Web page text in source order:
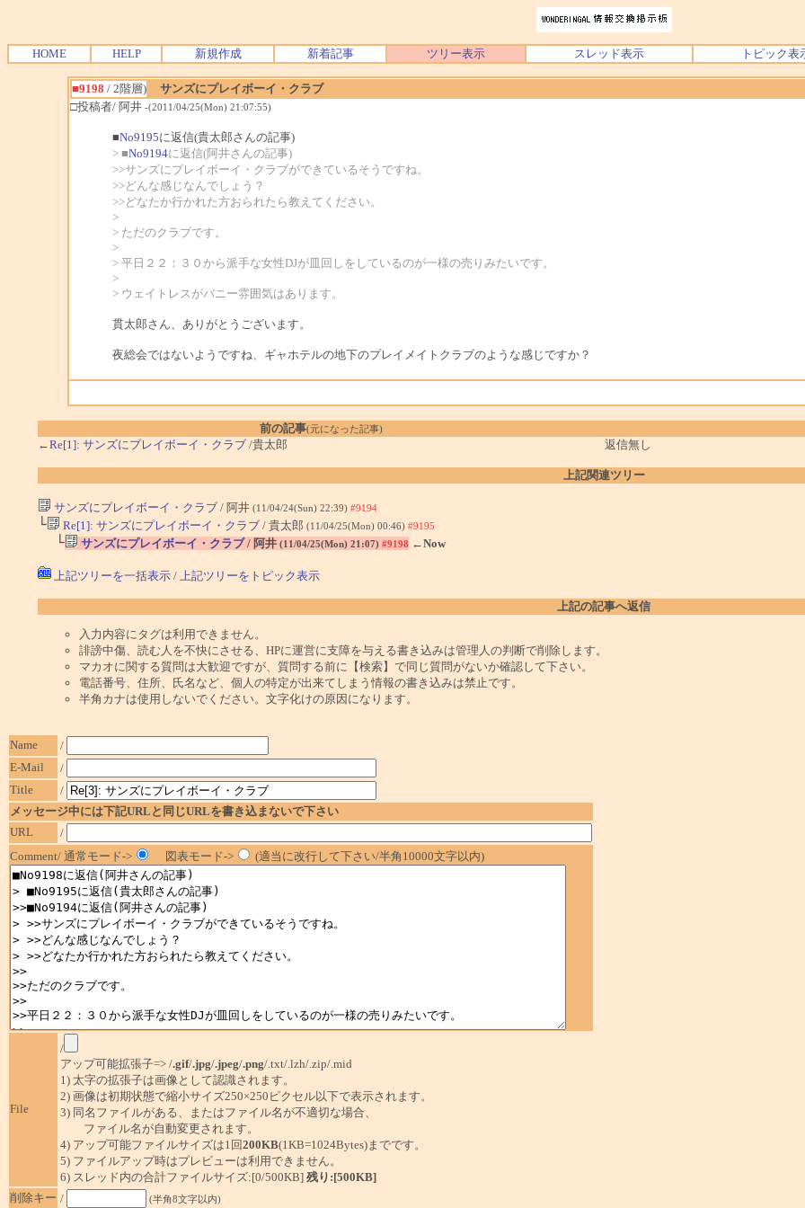
HOME HELP 新規作成 新着記事 ツリー表示 スレッド表示 トピック表
■9198 / 2階層)
サンズにプレイボーイ・クラブ
□投稿者/ 阿井 -(2011/04/25(Mon) 21:07:55)
■No9195に返信(貴太郎さんの記事)
> ■No9194に返信(阿井さんの記事)
>>サンズにプレイボーイ・クラブができているそうですね。
>>どんな感じなんでしょう？
>>どなたか行かれた方おられたら教えてください。
>
> ただのクラブです。
>
> 平日２２：３０から派手な女性DJが皿回しをしているのが一様の売りみたいです。
>
> ウェイトレスがバニー雰囲気はあります。
貫太郎さん、ありがとうございます。
夜総会ではないようですね、ギャホテルの地下のプレイメイトクラブのような感じですか？
前の記事(元になった記事)
←Re[1]: サンズにプレイボーイ・クラブ/貴太郎 返信無し
上記関連ツリー
サンズにプレイボーイ・クラブ/ 阿井 (11/04/24(Sun) 22:39) #9194
└ Re[1]: サンズにプレイボーイ・クラブ/ 貴太郎 (11/04/25(Mon) 00:46) #9195
└ サンズにプレイボーイ・クラブ/ 阿井 (11/04/25(Mon) 21:07) #9198 ←Now
上記ツリーを一括表示/ 上記ツリーをトピック表示
上記の記事へ返信
入力内容にタグは利用できません。
誹謗中傷、読む人を不快にさせる、HPに運営に支障を与える書き込みは管理人の判断で削除します。
マカオに関する質問は大歓迎ですが、質問する前に【検索】で同じ質問がないか確認して下さい。
電話番号、住所、氏名など、個人の特定が出来てしまう情報の書き込みは禁止です。
半角カナは使用しないでください。文字化けの原因になります。
Name
/
E-Mail
/
Title
/
メッセージ中には下記URLと同じURLを書き込まないで下さい
URL
/
Comment/ 通常モード->
図表モード-> (適当に改行して下さい/半角10000文字以内)
File
/
アップ可能拡張子=> /.gif/.jpg/.jpeg/.png/.txt/.lzh/.zip/.mid
1) 太字の拡張子は画像として認識されます。
2) 画像は初期状態で縮小サイズ250×250ピクセル以下で表示されます。
3) 同名ファイルがある、またはファイル名が不適切な場合、
ファイル名が自動変更されます。
4) アップ可能ファイルサイズは1回200KB(1KB=1024Bytes)までです。
5) ファイルアップ時はプレビューは利用できません。
6) スレッド内の合計ファイルサイズ:[0/500KB] 残り:[500KB]
削除キー / (半角8文字以内)